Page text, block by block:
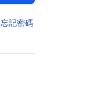
忘記密碼